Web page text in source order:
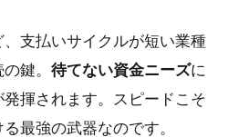
支払いサイクルが短い業種
鍵。 待てない資金ニーズに
揮されます。スピードこそ
最強の武器なのです。